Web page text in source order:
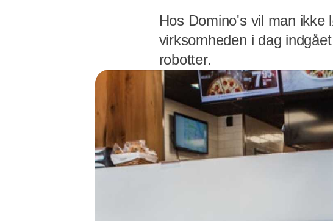
Hos Domino's vil man ikke
virksomheden i dag
robotter.